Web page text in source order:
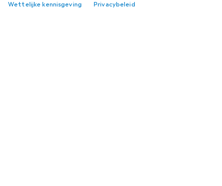
Wettelijke kennisgeving Privacybeleid
Geen producten gevonden